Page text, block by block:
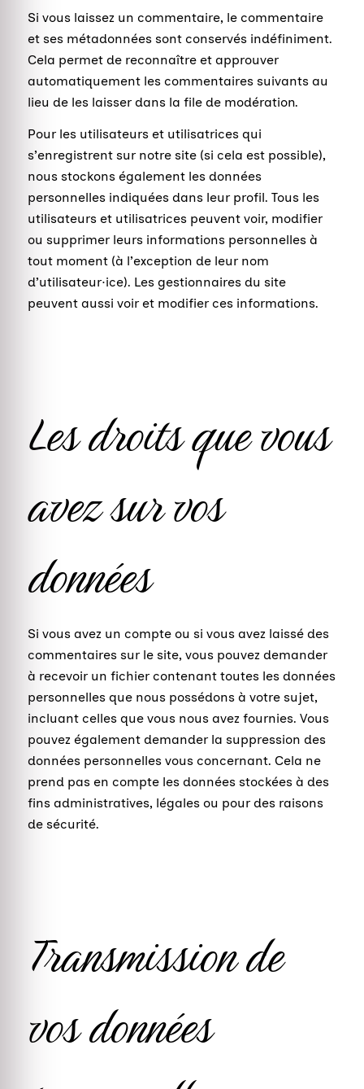
Si vous laissez un commentaire, le commentaire
et ses métadonnées sont conservés indéfiniment.
Cela permet de reconnaître et approuver
automatiquement les commentaires suivants au
lieu de les laisser dans la file de modération.
Pour les utilisateurs et utilisatrices qui
s’enregistrent sur notre site (si cela est possible),
nous stockons également les données
personnelles indiquées dans leur profil. Tous les
utilisateurs et utilisatrices peuvent voir, modifier
ou supprimer leurs informations personnelles à
tout moment (à l’exception de leur nom
d’utilisateur·ice). Les gestionnaires du site
peuvent aussi voir et modifier ces informations.
Les droits que vous
avez sur vos
données
Si vous avez un compte ou si vous avez laissé des
commentaires sur le site, vous pouvez demander
à recevoir un fichier contenant toutes les données
personnelles que nous possédons à votre sujet,
incluant celles que vous nous avez fournies. Vous
pouvez également demander la suppression des
données personnelles vous concernant. Cela ne
prend pas en compte les données stockées à des
fins administratives, légales ou pour des raisons
de sécurité.
Transmission de
vos données